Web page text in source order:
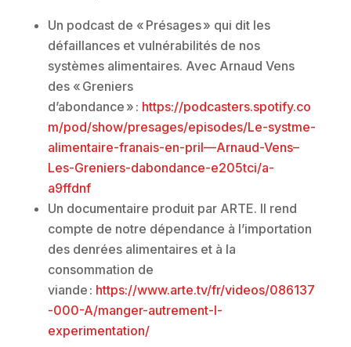
Un podcast de « Présages » qui dit les
défaillances et vulnérabilités de nos
systèmes alimentaires. Avec Arnaud Vens
des « Greniers
d’abondance » : https://podcasters.spotify.co
m/pod/show/presages/episodes/Le-systme-
alimentaire-franais-en-pril—Arnaud-Vens–
Les-Greniers-dabondance-e205tci/a-
a9ffdnf
Un documentaire produit par ARTE. Il rend
compte de notre dépendance à l’importation
des denrées alimentaires et à la
consommation de
viande : https://www.arte.tv/fr/videos/086137
-000-A/manger-autrement-l-
experimentation/